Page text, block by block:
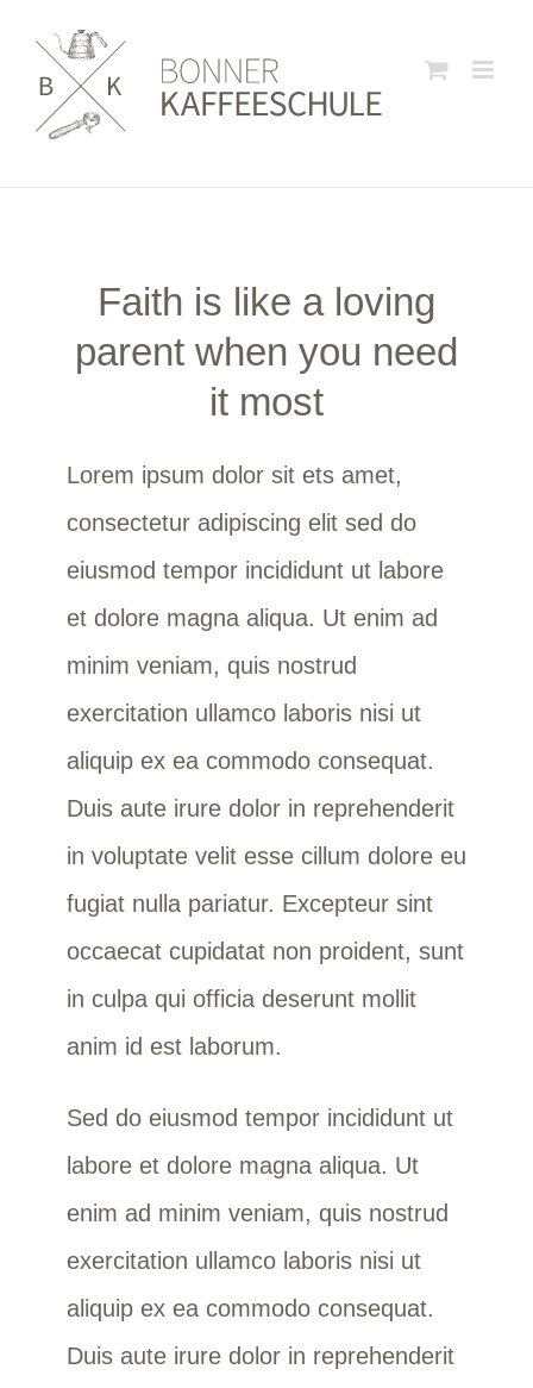
Inhalt
springen
Faith is like a loving
parent when you need
it most
Lorem ipsum dolor sit ets amet,
consectetur adipiscing elit sed do
eiusmod tempor incididunt ut labore
et dolore magna aliqua. Ut enim ad
minim veniam, quis nostrud
exercitation ullamco laboris nisi ut
aliquip ex ea commodo consequat.
Duis aute irure dolor in reprehenderit
in voluptate velit esse cillum dolore eu
fugiat nulla pariatur. Excepteur sint
occaecat cupidatat non proident, sunt
in culpa qui officia deserunt mollit
anim id est laborum.
Sed do eiusmod tempor incididunt ut
labore et dolore magna aliqua. Ut
enim ad minim veniam, quis nostrud
exercitation ullamco laboris nisi ut
aliquip ex ea commodo consequat.
Duis aute irure dolor in reprehenderit